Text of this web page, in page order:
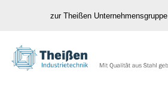
zur Theißen Unternehmensgruppe